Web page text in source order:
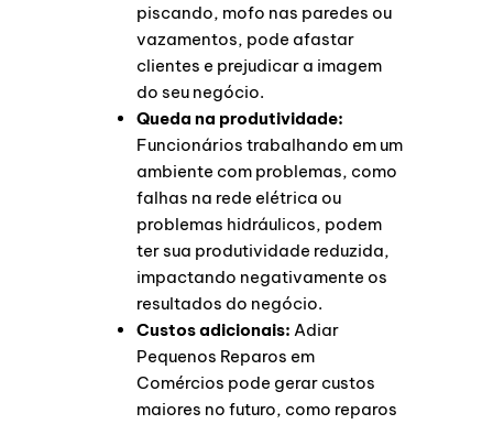
piscando, mofo nas paredes ou
vazamentos, pode afastar
clientes e prejudicar a imagem
do seu negócio.
Queda na produtividade:
Funcionários trabalhando em um
ambiente com problemas, como
falhas na rede elétrica ou
problemas hidráulicos, podem
ter sua produtividade reduzida,
impactando negativamente os
resultados do negócio.
Custos adicionais: Adiar
Pequenos Reparos em
Comércios pode gerar custos
maiores no futuro, como reparos